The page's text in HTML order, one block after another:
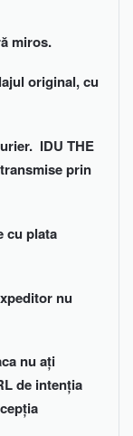
miros.
original, cu
IDU THE
prin
cu plata
nu
nu ați
de intenția